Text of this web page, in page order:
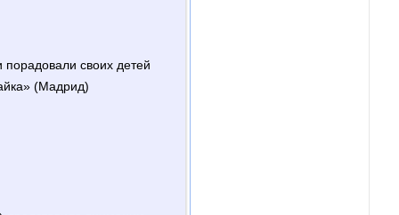
своих детей
(Мадрид)